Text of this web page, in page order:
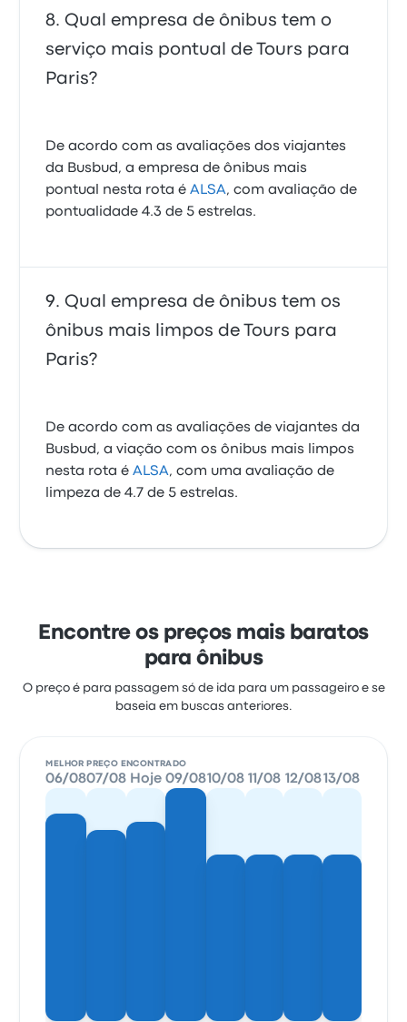
Qual empresa de ônibus tem o
serviço mais pontual de Tours para
Paris?
De acordo com as avaliações dos viajantes
da Busbud, a empresa de ônibus mais
pontual nesta rota éALSA, com avaliação de
pontualidade 4.3 de 5 estrelas.
Qual empresa de ônibus tem os
ônibus mais limpos de Tours para
Paris?
De acordo com as avaliações de viajantes da
Busbud, a viação com os ônibus mais limpos
nesta rota éALSA, com uma avaliação de
limpeza de 4.7 de 5 estrelas.
Encontre os preços mais baratos
para ônibus
O preço é para passagem só de ida para um passageiro e se
baseia em buscas anteriores.
MELHOR PREÇO ENCONTRADO
06/0807/08 Hoje 09/0810/08 11/08 12/0813/08